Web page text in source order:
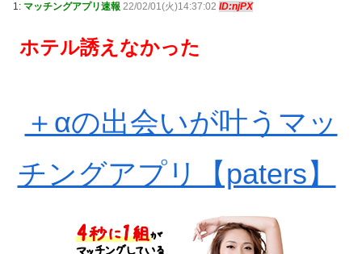
1: マッチングアプリ速報 22/02/01(火)14:37:02 ID:njPX
ホテル誘えなかった
＋αの出会いが叶うマッ
チングアプリ【paters】